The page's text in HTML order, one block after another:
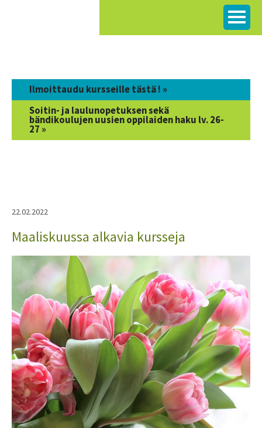
Ilmoittaudu kursseille tästä ! »
Soitin- ja laulunopetuksen sekä
bändikoulujen uusien oppilaiden haku lv. 26-
27 »
22.02.2022
Maaliskuussa alkavia kursseja